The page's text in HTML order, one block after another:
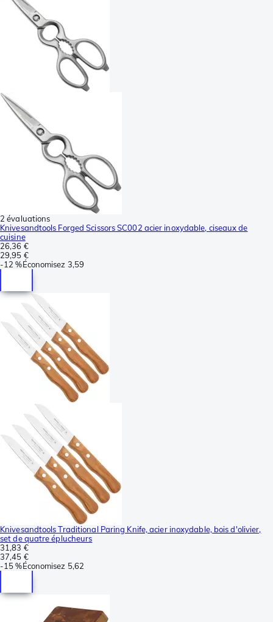
2 évaluations
Knivesandtools Forged Scissors SC002 acier inoxydable, ciseaux de
cuisine
26,36 €
29,95 €
-12 %Économisez 3,59
Knivesandtools Traditional Paring Knife, acier inoxydable, bois d'olivier,
set de quatre éplucheurs
31,83 €
37,45 €
-15 %Économisez 5,62